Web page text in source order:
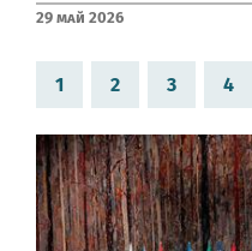
29 Май 2026
1 2 3 4